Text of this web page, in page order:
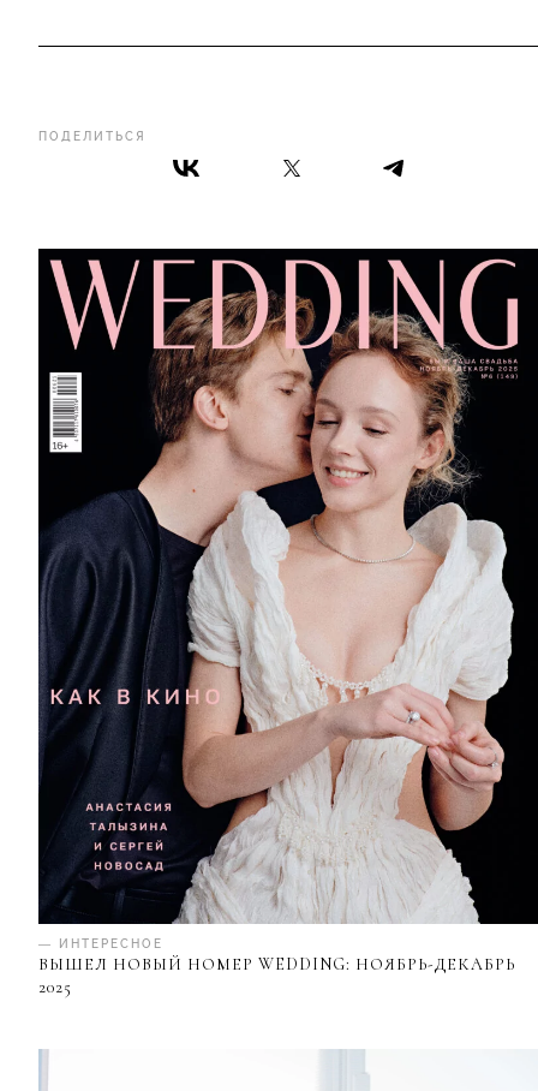
ПОДЕЛИТЬСЯ
— ИНТЕРЕСНОЕ
ВЫШЕЛ НОВЫЙ НОМЕР WEDDING: НОЯБРЬ-ДЕКАБРЬ
2025